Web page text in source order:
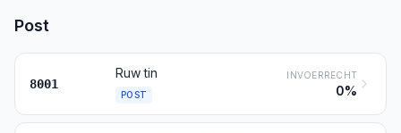
Post
8001
Ruw tin
POST
INVOERRECHT
0%